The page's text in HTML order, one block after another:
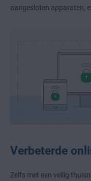
aangesloten apparaten,
Verbeterde
Zelfs met een veilig